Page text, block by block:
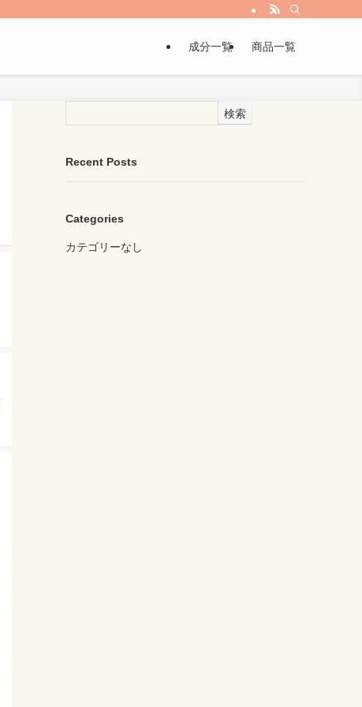
成分一覧 商品一覧
検索
Recent Posts
Categories
カテゴリーなし